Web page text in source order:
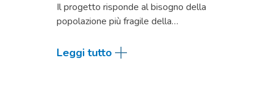
Il progetto risponde al bisogno della
popolazione più fragile della…
Leggi tutto